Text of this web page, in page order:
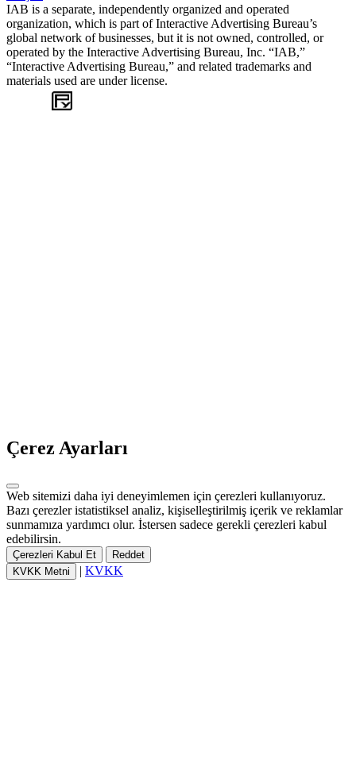
IAB is a separate, independently organized and operated
organization, which is part of Interactive Advertising Bureau’s
global network of businesses, but it is not owned, controlled, or
operated by the Interactive Advertising Bureau, Inc. “IAB,”
“Interactive Advertising Bureau,” and related trademarks and
materials used are under license.
Çerez Ayarları
Web sitemizi daha iyi deneyimlemen için çerezleri kullanıyoruz.
Bazı çerezler istatistiksel analiz, kişiselleştirilmiş içerik ve reklamlar
sunmamıza yardımcı olur. İstersen sadece gerekli çerezleri kabul
edebilirsin.
Çerezleri Kabul Et
Reddet
KVKK Metni
| KVKK